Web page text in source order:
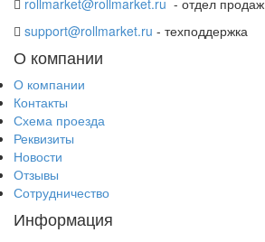
rollmarket@rollmarket.ru - отдел продаж
support@rollmarket.ru - техподдержка
О компании
О компании
Контакты
Схема проезда
Реквизиты
Новости
Отзывы
Сотрудничество
Информация